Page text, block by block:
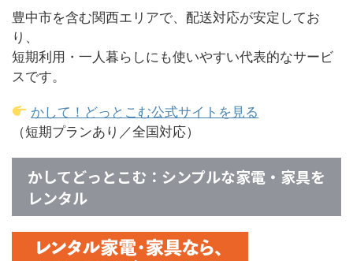
豊中市を含む関西エリアで、配送対応が安定してお
り、
短期利用・一人暮らしにも使いやすい代表的なサービ
スです。
かして！どっとこむ公式サイトを見る
（短期プランあり／全国対応）
かしてどっとこむ：シンプルな家電・家具を
レンタル